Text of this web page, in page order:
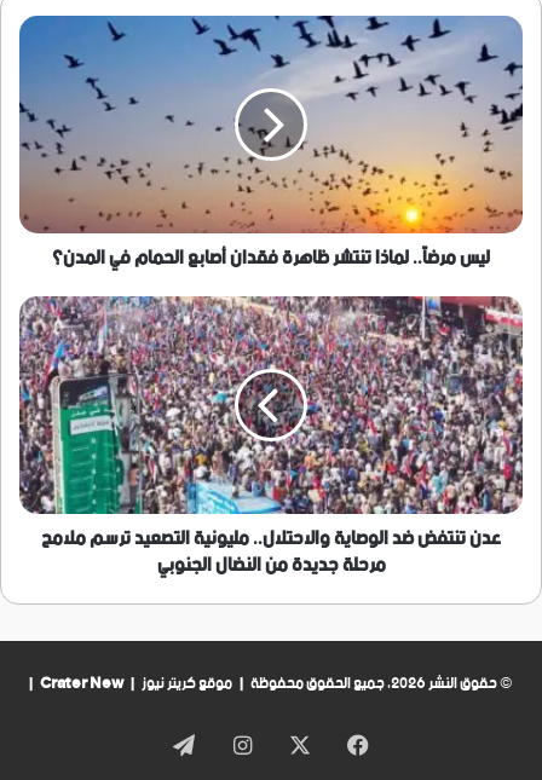
ليس
مرضاً..
لماذا
تنتشر
ظاهرة
فقدان
أصابع
الحمام
فيالمدن؟
ليس مرضاً.. لماذا تنتشر ظاهرة فقدان أصابع الحمام في المدن؟
عدن
تنتفض
ضد
الوصاية
والاحتلال..
مليونية
التصعيد
ترسم
ملامح
مرحلة
جديدة
النضال
الجنوبي
عدن تنتفض ضد الوصاية والاحتلال.. مليونية التصعيد ترسم ملامح
مرحلة جديدة من النضال الجنوبي
© حقوق النشر 2026، جميع الحقوق محفوظة | موقع كريتر نيوز | Crater New
|
فيسبوك انستقرامتيلقرام